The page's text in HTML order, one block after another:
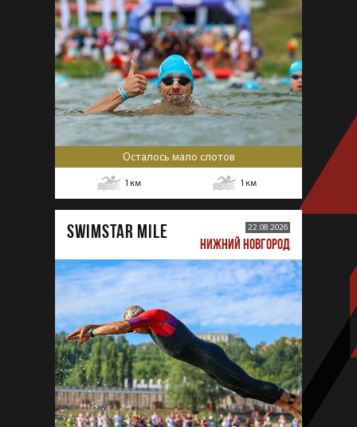
Осталось мало слотов
1 км 1 км
SWIMSTAR MILE 22.08.2026
НИЖНИЙ НОВГОРОД